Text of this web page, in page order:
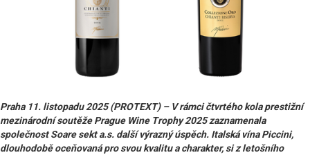
Praha 11. listopadu 2025 (PROTEXT) – V rámci čtvrtého kola prestižní
mezinárodní soutěže Prague Wine Trophy 2025 zaznamenala
společnost Soare sekt a.s. další výrazný úspěch. Italská vína Piccini,
dlouhodobě oceňovaná pro svou kvalitu a charakter, si z letošního